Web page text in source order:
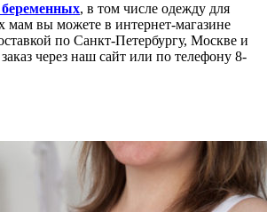
, в том числе одежду для
мам вы можете в интернет-магазине
по Санкт-Петербургу, Москве и
через наш сайт или по телефону 8-